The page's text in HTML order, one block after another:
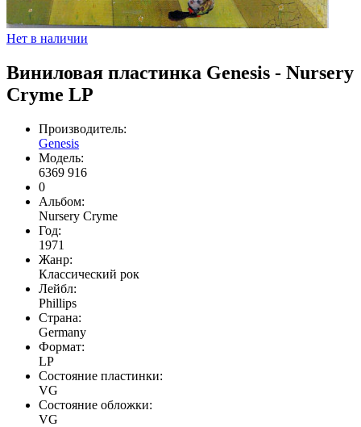
Нет в наличии
Виниловая пластинка Genesis ‎- Nursery
Cryme LP
Производитель:
Genesis
Модель:
6369 916
0
Альбом:
Nursery Cryme
Год:
1971
Жанр:
Классический рок
Лейбл:
Phillips
Страна:
Germany
Формат:
LP
Состояние пластинки:
VG
Состояние обложки:
VG